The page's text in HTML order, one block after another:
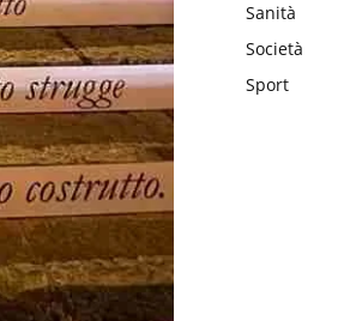
Sanità
Società
Sport